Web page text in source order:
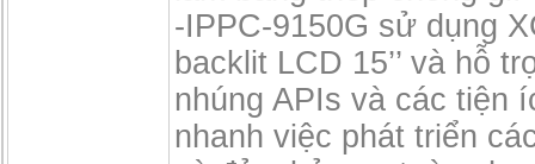
-IPPC-9150G sử dụng
backlit LCD 15’’ và hỗ
nhúng APIs và các tiện
nhanh việc phát triển